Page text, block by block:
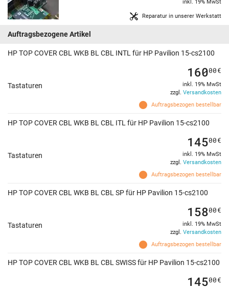
Reparatur in unserer Werkstatt
inkl. 19% MwSt
Auftragsbezogene Artikel
HP TOP COVER CBL WKB BL CBL INTL für HP Pavilion 15-cs2100
Tastaturen
Auftragsbezogen bestellbar
16000€
inkl. 19% MwSt
zzgl. Versandkosten
HP TOP COVER CBL WKB BL CBL ITL für HP Pavilion 15-cs2100
Tastaturen
Auftragsbezogen bestellbar
14500€
inkl. 19% MwSt
zzgl. Versandkosten
HP TOP COVER CBL WKB BL CBL SP für HP Pavilion 15-cs2100
Tastaturen
Auftragsbezogen bestellbar
15800€
inkl. 19% MwSt
zzgl. Versandkosten
HP TOP COVER CBL WKB BL CBL SWISS für HP Pavilion 15-cs2100
14500€